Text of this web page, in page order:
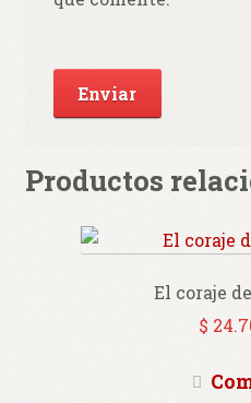
Productos
El coraje
$